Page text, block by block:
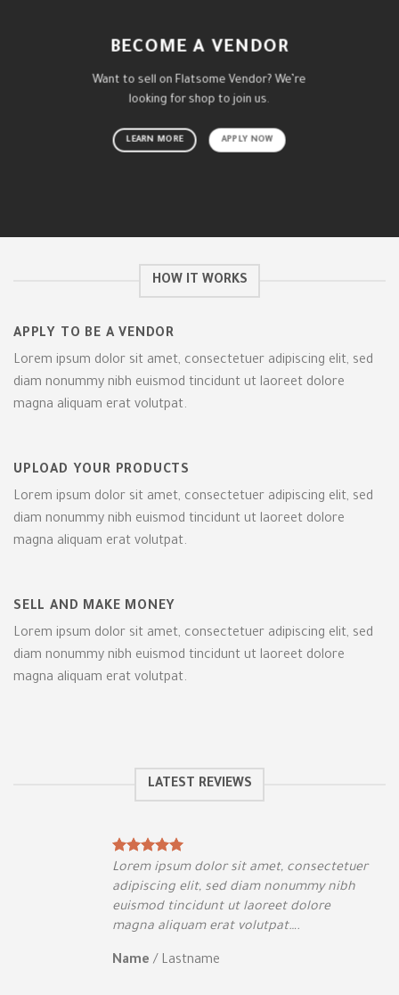
BECOME A VENDOR
Want to sell on Flatsome Vendor? We’re
looking for shop to join us.
LEARN MORE APPLY NOW
HOW IT WORKS
APPLY TO BE A VENDOR
Lorem ipsum dolor sit amet, consectetuer adipiscing elit, sed
diam nonummy nibh euismod tincidunt ut laoreet dolore
magna aliquam erat volutpat.
UPLOAD YOUR PRODUCTS
Lorem ipsum dolor sit amet, consectetuer adipiscing elit, sed
diam nonummy nibh euismod tincidunt ut laoreet dolore
magna aliquam erat volutpat.
SELL AND MAKE MONEY
Lorem ipsum dolor sit amet, consectetuer adipiscing elit, sed
diam nonummy nibh euismod tincidunt ut laoreet dolore
magna aliquam erat volutpat.
LATEST REVIEWS
Lorem ipsum dolor sit amet, consectetuer
adipiscing elit, sed diam nonummy nibh
euismod tincidunt ut laoreet dolore
magna aliquam erat volutpat….
Name / Lastname